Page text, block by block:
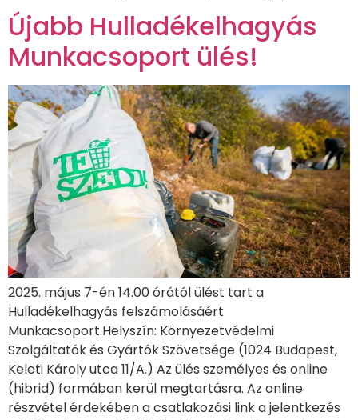
Újabb Hulladékelhagyás
Munkacsoport ülés!
2025. május 7-én 14.00 órától ülést tart a
Hulladékelhagyás felszámolásáért
Munkacsoport.Helyszín: Környezetvédelmi
Szolgáltatók és Gyártók Szövetsége (1024 Budapest,
Keleti Károly utca 11/A.) Az ülés személyes és online
(hibrid) formában kerül megtartásra. Az online
részvétel érdekében a csatlakozási link a jelentkezés